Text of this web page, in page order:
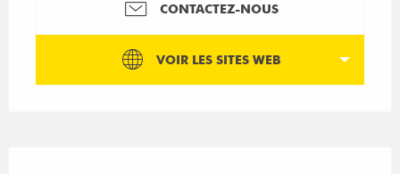
CONTACTEZ-NOUS
VOIR LES SITES WEB